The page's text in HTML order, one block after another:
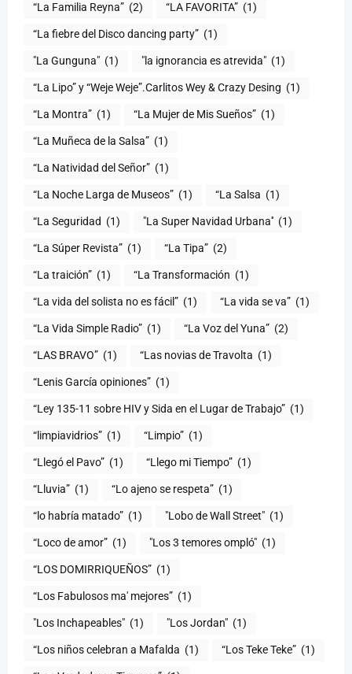
“La Familia Reyna” (2) “LA FAVORITA” (1)
“La fiebre del Disco dancing party” (1)
(1) "la ignorancia es atrevida" (1)
“La Lipo” y “Weje Weje”.Carlitos Wey & Crazy Desing (1)
“La Montra” (1) “La Mujer de Mis Sueños” (1)
“La Muñeca de la Salsa” (1)
“La Natividad del Señor” (1)
“La Noche Larga de Museos” (1) “La Salsa (1)
“La Seguridad (1) "La Super Navidad Urbana'' (1)
“La Súper Revista” (1) “La Tipa” (2)
“La traición” (1) “La Transformación (1)
“La vida del solista no es fácil” (1) “La vida se va” (1)
“La Vida Simple Radio” (1) “La Voz del Yuna” (2)
“LAS BRAVO” (1) “Las novias de Travolta (1)
“Lenis García opiniones” (1)
“Ley 135-11 sobre HIV y Sida en el Lugar de Trabajo” (1)
“limpiavidrios” (1) “Limpio” (1)
“Llegó el Pavo” (1) “Llego mi Tiempo” (1)
“Lluvia” (1) “Lo ajeno se respeta” (1)
“lo habría matado” (1) "Lobo de Wall Street" (1)
“Loco de amor” (1) "Los 3 temores ompló" (1)
(1)
“Los Fabulosos ma' mejores” (1)
"Los Inchapeables" (1) "Los Jordan" (1)
“Los niños celebran a Mafalda (1) “Los Teke Teke” (1)